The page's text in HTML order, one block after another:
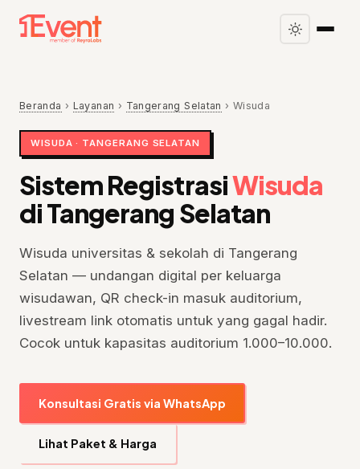
Beranda › Layanan › Tangerang Selatan › Wisuda
WISUDA · TANGERANG SELATAN
Sistem RegistrasiWisuda
di Tangerang Selatan
Wisuda universitas & sekolah di Tangerang
Selatan — undangan digital per keluarga
wisudawan, QR check-in masuk auditorium,
livestream link otomatis untuk yang gagal hadir.
Cocok untuk kapasitas auditorium 1.000–10.000.
Konsultasi Gratis via WhatsApp
Lihat Paket & Harga